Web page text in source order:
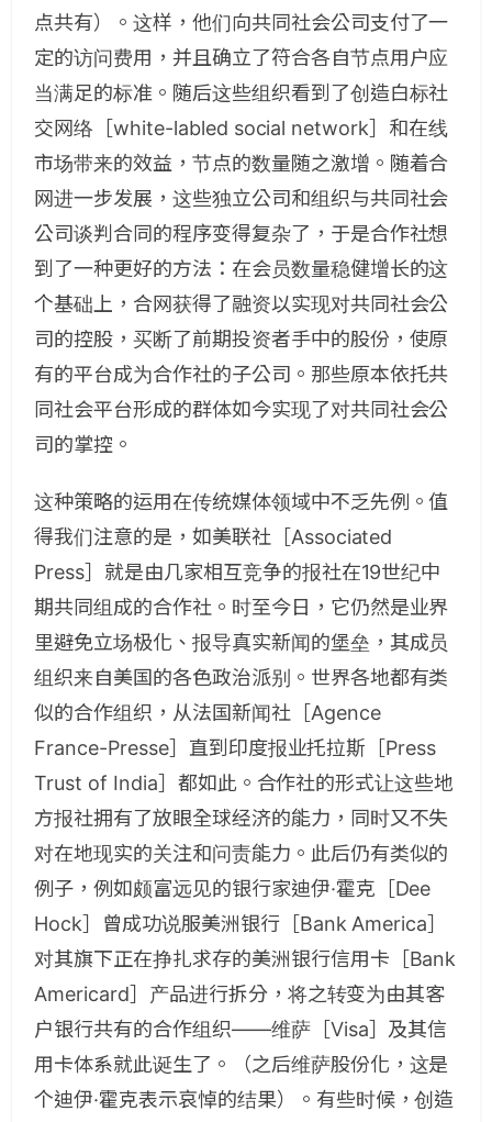
点共有）。这样，他们向共同社会公司支付了一
定的访问费用，并且确立了符合各自节点用户应
当满足的标准。随后这些组织看到了创造白标社
交网络［white-labled social network］和在线
市场带来的效益，节点的数量随之激增。随着合
网进一步发展，这些独立公司和组织与共同社会
公司谈判合同的程序变得复杂了，于是合作社想
到了一种更好的方法：在会员数量稳健增长的这
个基础上，合网获得了融资以实现对共同社会公
司的控股，买断了前期投资者手中的股份，使原
有的平台成为合作社的子公司。那些原本依托共
同社会平台形成的群体如今实现了对共同社会公
司的掌控。
这种策略的运用在传统媒体领域中不乏先例。值
得我们注意的是，如美联社［Associated
Press］就是由几家相互竞争的报社在19世纪中
期共同组成的合作社。时至今日，它仍然是业界
里避免立场极化、报导真实新闻的堡垒，其成员
组织来自美国的各色政治派别。世界各地都有类
似的合作组织，从法国新闻社［Agence
France-Presse］直到印度报业托拉斯［Press
Trust of India］都如此。合作社的形式让这些地
方报社拥有了放眼全球经济的能力，同时又不失
对在地现实的关注和问责能力。此后仍有类似的
例子，例如颇富远见的银行家迪伊·霍克［Dee
Hock］曾成功说服美洲银行［Bank America］
对其旗下正在挣扎求存的美洲银行信用卡［Bank
Americard］产品进行拆分，将之转变为由其客
户银行共有的合作组织——维萨［Visa］及其信
用卡体系就此诞生了。（之后维萨股份化，这是
个迪伊·霍克表示哀悼的结果）。有些时候，创造